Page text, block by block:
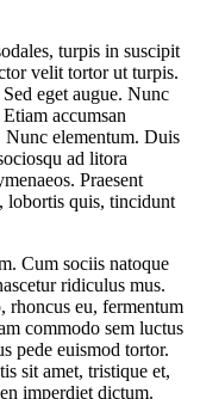
turpis in suscipit
velit tortor ut turpis.
eget augue. Nunc
accumsan
Nunc elementum. Duis
ad litora
Praesent
lobortis quis, tincidunt
Cum sociis natoque
ridiculus mus.
rhoncus eu, fermentum
commodo sem luctus
pede euismod tortor.
sit amet, tristique et,
imperdiet dictum.